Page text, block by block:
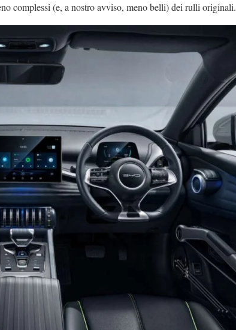
complessi (e, a nostro avviso, meno belli) dei rulli originali.